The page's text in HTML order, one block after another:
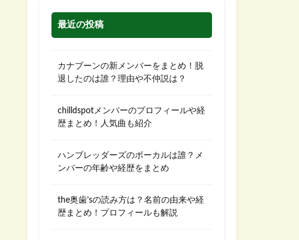
最近の投稿
カナブーンの新メンバーをまとめ！脱
退したのは誰？理由や不仲説は？
chilldspotメンバーのプロフィールや経
歴まとめ！人気曲も紹介
ハンブレッダーズのボーカルは誰？メ
ンバーの年齢や経歴をまとめ
the奥歯’sの読み方は？名前の由来や経
歴まとめ！プロフィールも解説